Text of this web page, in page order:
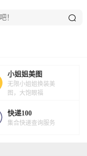
小姐姐美图
无限小姐姐换装美
图，大饱眼福
快递100
集合快递查询服务